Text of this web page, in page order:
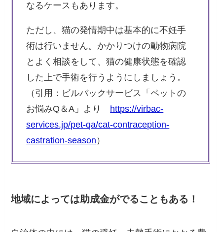
なるケースもあります。
ただし、猫の発情期中は基本的に不妊手
術は行いません。かかりつけの動物病院
とよく相談をして、猫の健康状態を確認
した上で手術を行うようにしましょう。
（引用：ビルバックサービス「ペットの
お悩みQ＆A」より https://virbac-
services.jp/pet-qa/cat-contraception-
castration-season ）
地域によっては助成金がでることもある！